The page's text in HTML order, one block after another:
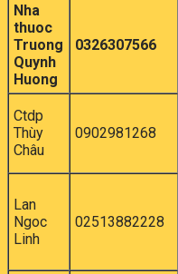
Nha
thuoc
Truong
Quynh
Huong
0326307566
Ctdp
Thùy
Châu
0902981268
Lan
Ngoc
Linh
02513882228